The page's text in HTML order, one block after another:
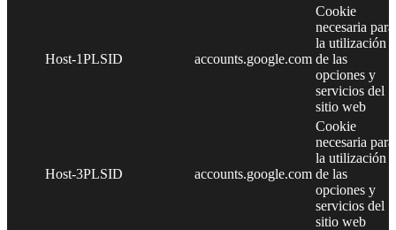
Host-1PLSID accounts.google.com
Cookie
necesaria para
la utilización
de las
opciones y
servicios del
sitio web
Host-3PLSID accounts.google.com
Cookie
necesaria para
la utilización
de las
opciones y
servicios del
sitio web